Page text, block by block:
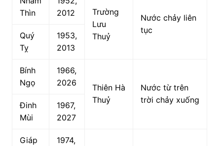
Thìn
2012
Trường
Lưu
Thuỷ
Nước chảy liên
tục
Quý
Tỵ
1953,
2013
Bính
Ngọ
1966,
2026
Thiên Hà
Thuỷ
Nước từ trên
trời chảy xuống
Đinh
Mùi
1967,
2027
Giáp
1974,